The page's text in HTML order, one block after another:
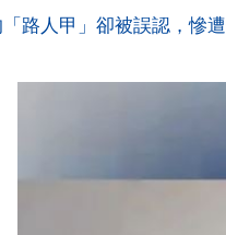
路人甲」卻被誤認，慘